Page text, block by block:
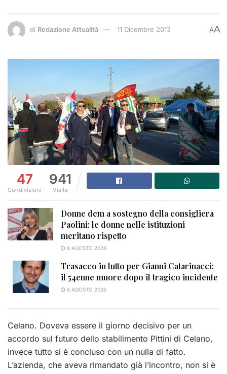
di Redazione Attualità 11 Dicembre 2013 AA
47
Condivisioni
941
Visite
Donne dem a sostegno della consigliera
Paolini: le donne nelle istituzioni
meritano rispetto
6 AGOSTO 2026
Trasacco in lutto per Gianni Catarinacci:
il 54enne muore dopo il tragico incidente
6 AGOSTO 2026
Celano. Doveva essere il giorno decisivo per un
accordo sul futuro dello stabilimento Pittini di Celano,
invece tutto si è concluso con un nulla di fatto.
L’azienda, che aveva rimandato già l’incontro, non si è